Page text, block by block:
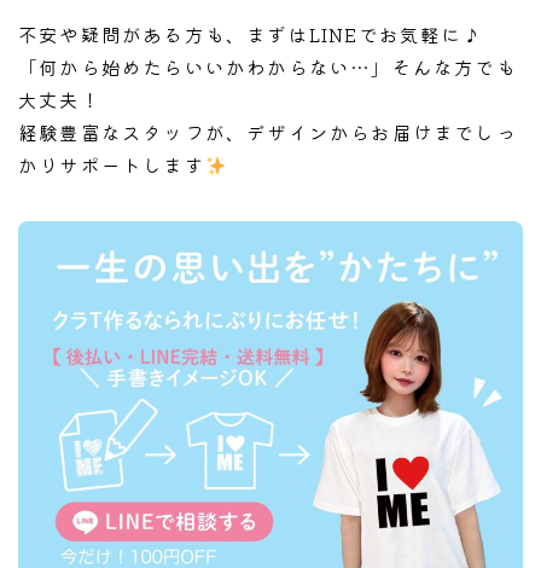
不安や疑問がある方も、まずはLINEでお気軽に♪
「何から始めたらいいかわからない…」そんな方でも
大丈夫！
経験豊富なスタッフが、デザインからお届けまでしっ
かりサポートします